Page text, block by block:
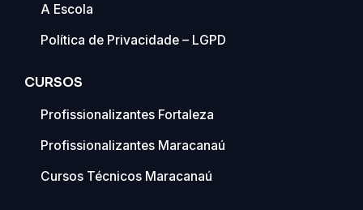
A Escola
Política de Privacidade – LGPD
CURSOS
Profissionalizantes Fortaleza
Profissionalizantes Maracanaú
Cursos Técnicos Maracanaú